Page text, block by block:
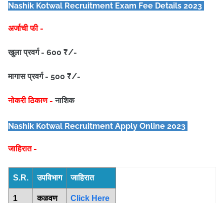
Nashik Kotwal Recruitment Exam Fee Details 2023
अर्जाची फी -
खुला प्रवर्ग - 600 ₹/-
मागास प्रवर्ग - 500 ₹/-
नोकरी ठिकाण - नाशिक
Nashik Kotwal Recruitment Apply Online 2023
जाहिरात -
S.R. उपविभाग जाहिरात
1 कळवण Click Here